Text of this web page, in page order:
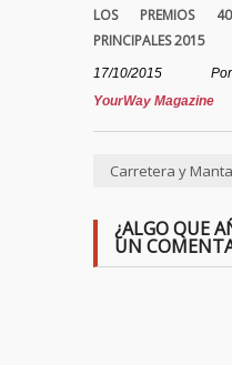
LOS PREMIOS 40
PRINCIPALES 2015
17/10/2015
Por
YourWay Magazine
Carretera y Manta
¿ALGO QUE
UN